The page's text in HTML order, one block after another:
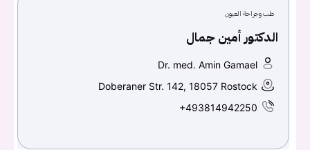
طب وجراحة العيون
الدكتور أمين جمال
Dr. med. Amin Gamael
Doberaner Str. 142, 18057 Rostock
+493814942250